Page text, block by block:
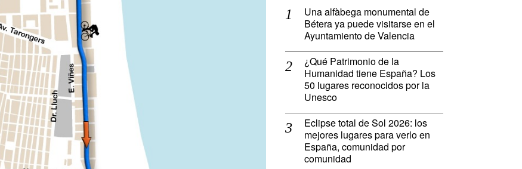
Una alfàbega monumental de
Bétera ya puede visitarse en el
Ayuntamiento de Valencia
¿Qué Patrimonio de la
Humanidad tiene España? Los
50 lugares reconocidos por la
Unesco
Eclipse total de Sol 2026: los
mejores lugares para verlo en
España, comunidad por
comunidad